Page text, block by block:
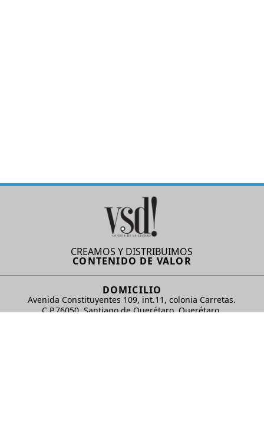
CREAMOS Y DISTRIBUIMOS
CONTENIDO DE VALOR
DOMICILIO
Avenida Constituyentes 109, int.11, colonia Carretas.
C.P.76050. Santiago de Querétaro, Querétaro.